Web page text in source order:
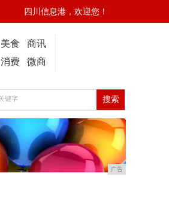
四川信息港，欢迎您！
美食
商讯
消费
微商
广告